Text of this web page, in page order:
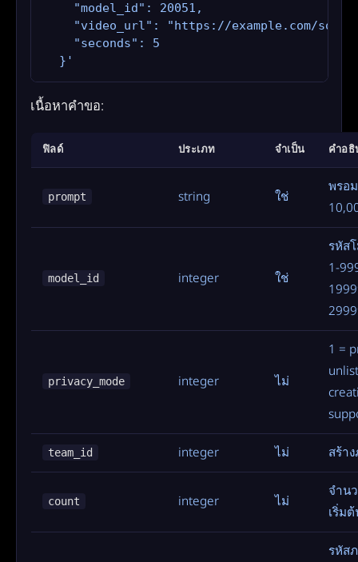
    "model_id": 20051,
"video_url": "https://example.com/
    "seconds": 5
  }'
เนื้อหาคำขอ:
ฟิลด์ ประเภท จำเป็น คำอธิ
prompt string ใช่
พรอ
model_id integer ใช่
รหัส
1-
privacy_mode integer ไม่
1 =
team_id integer ไม่ สร้า
count integer ไม่
จำน
เริ่ม
รหัส